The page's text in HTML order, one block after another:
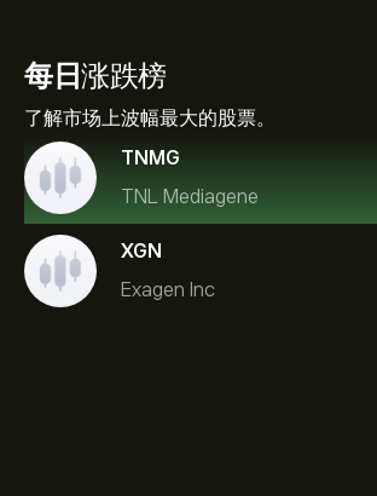
每日涨跌榜
了解市场上波幅最大的股票。
TNMG
TNL Mediagene
XGN
Exagen Inc